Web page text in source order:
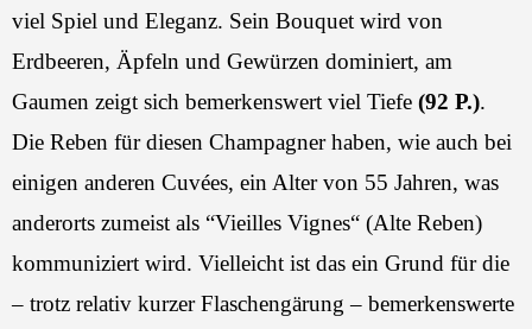
viel Spiel und Eleganz. Sein Bouquet wird von
Erdbeeren, Äpfeln und Gewürzen dominiert, am
Gaumen zeigt sich bemerkenswert viel Tiefe (92 P.).
Die Reben für diesen Champagner haben, wie auch bei
einigen anderen Cuvées, ein Alter von 55 Jahren, was
anderorts zumeist als “Vieilles Vignes“ (Alte Reben)
kommuniziert wird. Vielleicht ist das ein Grund für die
– trotz relativ kurzer Flaschengärung – bemerkenswerte